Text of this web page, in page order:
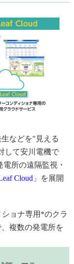
などを"見える
して安川電機で
所の遠隔監視・
Cloud 」を展開
ショナ専用*のクラ
複数の発電所を